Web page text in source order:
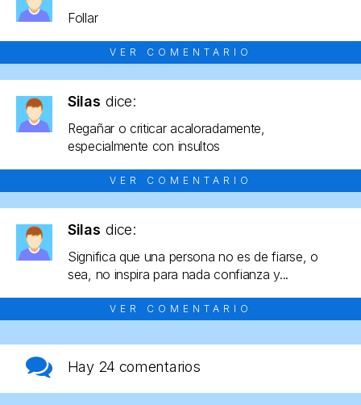
Follar
VER COMENTARIO
Silas dice:
Regañar o criticar acaloradamente,
especialmente con insultos
VER COMENTARIO
Silas dice:
Significa que una persona no es de fiarse, o
sea, no inspira para nada confianza y...
VER COMENTARIO
Hay 24 comentarios